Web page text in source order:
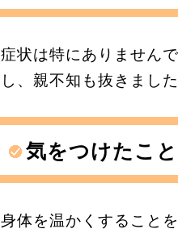
症状は特にありません
し、親不知も抜きました
気をつけたこと
身体を温かくすること